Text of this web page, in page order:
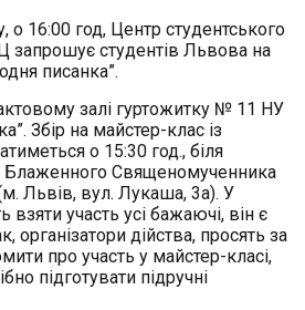
о 16:00 год, Центр студентського
запрошує студентів Львова на
писанка”.
залі гуртожитку № 11 НУ
Збір на майстер-клас із
о 15:30 год., біля
Блаженного Священомученника
Львів, вул. Лукаша, 3а). У
взяти участь усі бажаючі, він є
дійства, просять за
про участь у майстер-класі,
підготувати підручні